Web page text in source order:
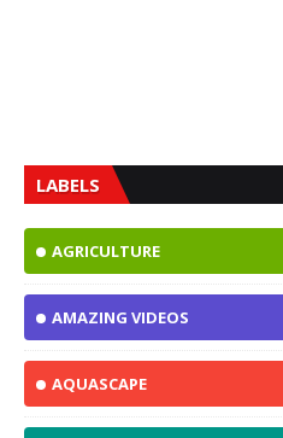
LABELS
AGRICULTURE
AMAZING VIDEOS
AQUASCAPE